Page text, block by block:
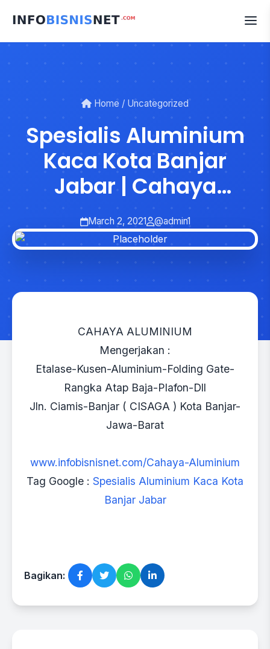
Home / Uncategorized
Spesialis Aluminium
Kaca Kota Banjar
Jabar | Cahaya
Aluminium
March 2, 2021 @admin1
CAHAYA ALUMINIUM
Mengerjakan :
Etalase-Kusen-Aluminium-Folding Gate-
Rangka Atap Baja-Plafon-Dll
Jln. Ciamis-Banjar ( CISAGA ) Kota Banjar-
Jawa-Barat
www.infobisnisnet.com/Cahaya-Aluminium
Tag Google : Spesialis Aluminium Kaca Kota
Banjar Jabar
Bagikan: